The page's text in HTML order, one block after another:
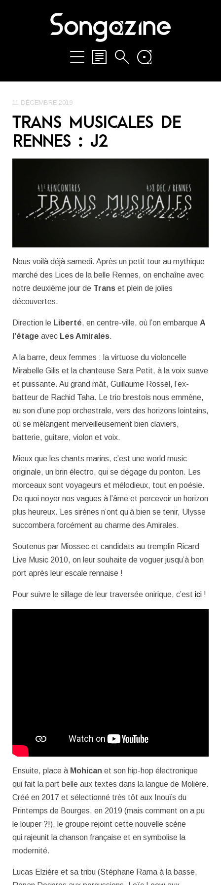
11 DÉCEMBRE 2019
TRANS MUSICALES DE
RENNES : J2
Nous voilà déjà samedi. Après un petit tour au mythique
marché des Lices de la belle Rennes, on enchaîne avec
notre deuxième jour de Trans et plein de jolies
découvertes.
Direction le Liberté, en centre-ville, où l’on embarque A
l’étage avec Les Amirales.
A la barre, deux femmes : la virtuose du violoncelle
Mirabelle Gilis et la chanteuse Sara Petit, à la voix suave
et puissante. Au grand mât, Guillaume Rossel, l’ex-
batteur de Rachid Taha. Le trio brestois nous emmène,
au son d’une pop orchestrale, vers des horizons lointains,
où se mélangent merveilleusement bien claviers,
batterie, guitare, violon et voix.
Mieux que les chants marins, c’est une world music
originale, un brin électro, qui se dégage du ponton. Les
morceaux sont voyageurs et mélodieux, tout en poésie.
De quoi noyer nos vagues à l’âme et percevoir un horizon
plus heureux. Les sirènes n’ont qu’à bien se tenir, Ulysse
succombera forcément au charme des Amirales.
Soutenus par Miossec et candidats au tremplin Ricard
Live Music 2010, on leur souhaite de voguer jusqu’à bon
port après leur escale rennaise !
Pour suivre le sillage de leur traversée onirique, c’est ici !
Ensuite, place à Mohican et son hip-hop électronique
qui fait la part belle aux textes dans la langue de Molière.
Créé en 2017 et sélectionné très tôt aux Inouïs du
Printemps de Bourges, en 2019 (mais comment on a pu
le louper ?!), le groupe rejoint cette nouvelle scène
qui rajeunit la chanson française et en symbolise la
modernité.
Lucas Elzière et sa tribu (Stéphane Rama à la basse,